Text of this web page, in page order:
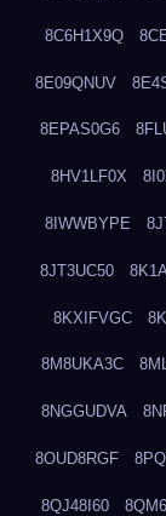
8C6H1X9Q
8E09QNUV
8EPAS0G6
8HV1LF0X
8IWWBYPE
8JT3UC50
8KXIFVGC
8M8UKA3C
8NGGUDVA
8OUD8RGF
8QJ48I60